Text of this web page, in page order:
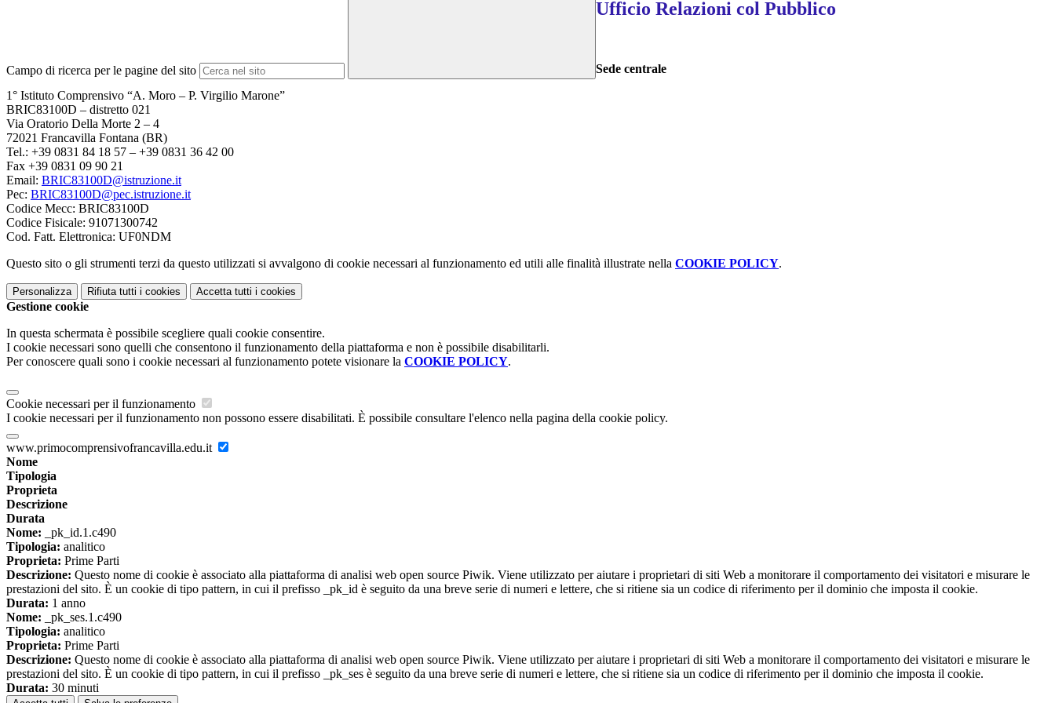
Campo di ricerca per le pagine del sito
Ufficio Relazioni col Pubblico
Sede centrale
1° Istituto Comprensivo “A. Moro – P. Virgilio Marone”
BRIC83100D – distretto 021
Via Oratorio Della Morte 2 – 4
72021 Francavilla Fontana (BR)
Tel.: +39 0831 84 18 57 – +39 0831 36 42 00
Fax +39 0831 09 90 21
Email: BRIC83100D@istruzione.it
Pec: BRIC83100D@pec.istruzione.it
Codice Mecc: BRIC83100D
Codice Fisicale: 91071300742
Cod. Fatt. Elettronica: UF0NDM
Questo sito o gli strumenti terzi da questo utilizzati si avvalgono di cookie necessari al funzionamento ed utili alle finalità illustrate nella COOKIE POLICY.
Personalizza Rifiuta tutti i cookies Accetta tutti i cookies
Gestione cookie
In questa schermata è possibile scegliere quali cookie consentire.
I cookie necessari sono quelli che consentono il funzionamento della piattaforma e non è possibile disabilitarli.
Per conoscere quali sono i cookie necessari al funzionamento potete visionare la COOKIE POLICY.
Cookie necessari per il funzionamento
I cookie necessari per il funzionamento non possono essere disabilitati. È possibile consultare l'elenco nella pagina della cookie policy.
www.primocomprensivofrancavilla.edu.it
Nome
Tipologia
Proprieta
Descrizione
Durata
Nome: _pk_id.1.c490
Tipologia: analitico
Proprieta: Prime Parti
Descrizione: Questo nome di cookie è associato alla piattaforma di analisi web open source Piwik. Viene utilizzato per aiutare i proprietari di siti Web a monitorare il comportamento dei visitatori e misurare le
prestazioni del sito. È un cookie di tipo pattern, in cui il prefisso _pk_id è seguito da una breve serie di numeri e lettere, che si ritiene sia un codice di riferimento per il dominio che imposta il cookie.
Durata: 1 anno
Nome: _pk_ses.1.c490
Tipologia: analitico
Proprieta: Prime Parti
Descrizione: Questo nome di cookie è associato alla piattaforma di analisi web open source Piwik. Viene utilizzato per aiutare i proprietari di siti Web a monitorare il comportamento dei visitatori e misurare le
prestazioni del sito. È un cookie di tipo pattern, in cui il prefisso _pk_ses è seguito da una breve serie di numeri e lettere, che si ritiene sia un codice di riferimento per il dominio che imposta il cookie.
Durata: 30 minuti